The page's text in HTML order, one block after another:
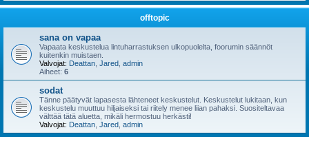
offtopic
sana on vapaa
Vapaata keskustelua lintuharrastuksen ulkopuolelta, foorumin säännöt
kuitenkin muistaen.
Valvojat: Deattan Jared admin
Aiheet: 6
sodat
Tänne päätyvät lapasesta lähteneet keskustelut. Keskustelut lukitaan, kun
keskustelu muuttuu hiljaiseksi tai riitely menee liian pahaksi. Suositeltavaa
välttää tätä aluetta, mikäli hermostuu herkästi!
Valvojat: Deattan Jared admin